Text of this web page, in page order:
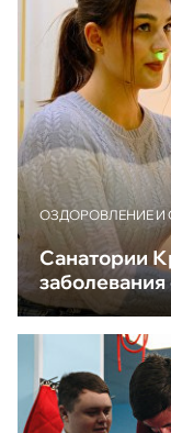
ОЗДОРОВЛЕНИЕ И
Санатории